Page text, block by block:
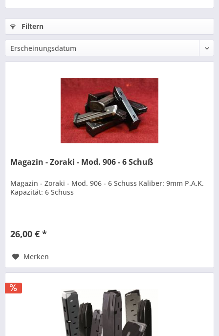
Filtern
Magazin - Zoraki - Mod. 906 - 6 Schuß
Magazin - Zoraki - Mod. 906 - 6 Schuss Kaliber: 9mm P.A.K.
Kapazität: 6 Schuss
26,00 € *
Merken